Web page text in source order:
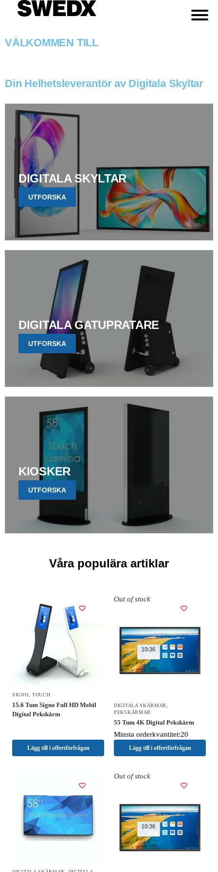
VÄLKOMMEN TILL
Din Helhetsleverantör av Digitala Skyltar
DIGITALA SKYLTAR
UTFORSKA
DIGITALA GATUPRATARE
UTFORSKA
KIOSKER
UTFORSKA
Våra populära artiklar
SIGNO TOUCH
15.6 Tum Signo Full HD Mobil
Digital Pekskärm
Lägg till i offertförfrågan
Out of stock
DIGITALA SKÄRMAR
PEKSKÄRMAR
55 Tum 4K Digital Pekskärm
Minsta orderkvantitet:20
Lägg till i offertförfrågan
Out of stock